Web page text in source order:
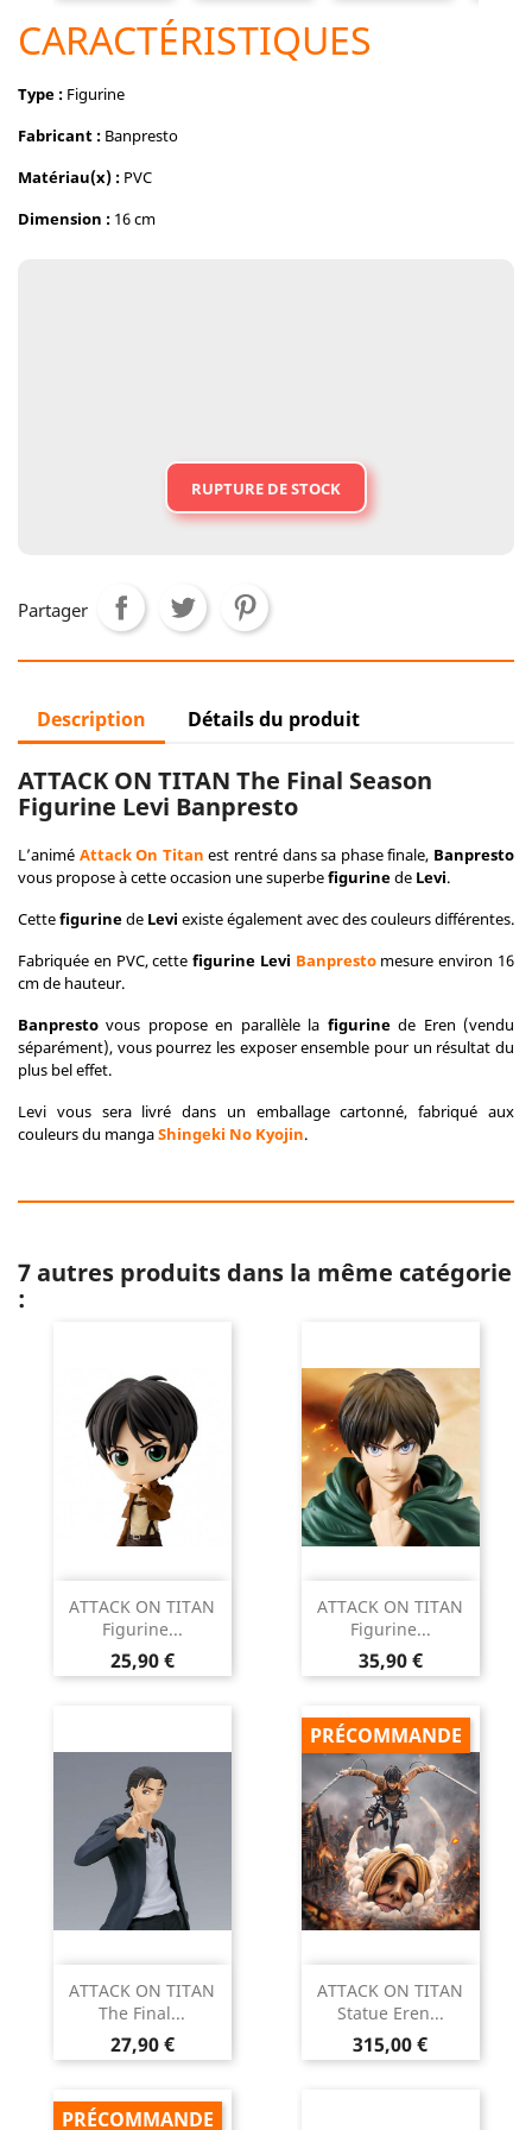
CARACTÉRISTIQUES
Type : Figurine
Fabricant : Banpresto
Matériau(x) : PVC
Dimension : 16 cm
RUPTURE DE STOCK
Partager
Description Détails du produit
ATTACK ON TITAN The Final Season
Figurine Levi Banpresto
L’animé Attack On Titan est rentré dans sa phase finale, Banpresto
vous propose à cette occasion une superbefigurinede Levi.
Cettefigurinede Levi existe également avec des couleurs différentes.
Fabriquée en PVC, cettefigurine Levi Banprestomesure environ 16
cm de hauteur.
Banpresto vous propose en parallèle la figurinede Eren (vendu
séparément), vous pourrez les exposer ensemble pour un résultat du
plus bel effet.
Levi vous sera livré dans un emballage cartonné, fabriqué aux
couleurs du mangaShingeki No Kyojin.
7 autres produits dans la même catégorie
:
ATTACK ON TITAN
Figurine...
Prix
25,90 €
ATTACK ON TITAN
Figurine...
Prix
35,90 €
ATTACK ON TITAN
The Final...
Prix
27,90 €
ATTACK ON TITAN
Statue Eren...
Prix
315,00 €
PRÉCOMMANDE
PRÉCOMMANDE